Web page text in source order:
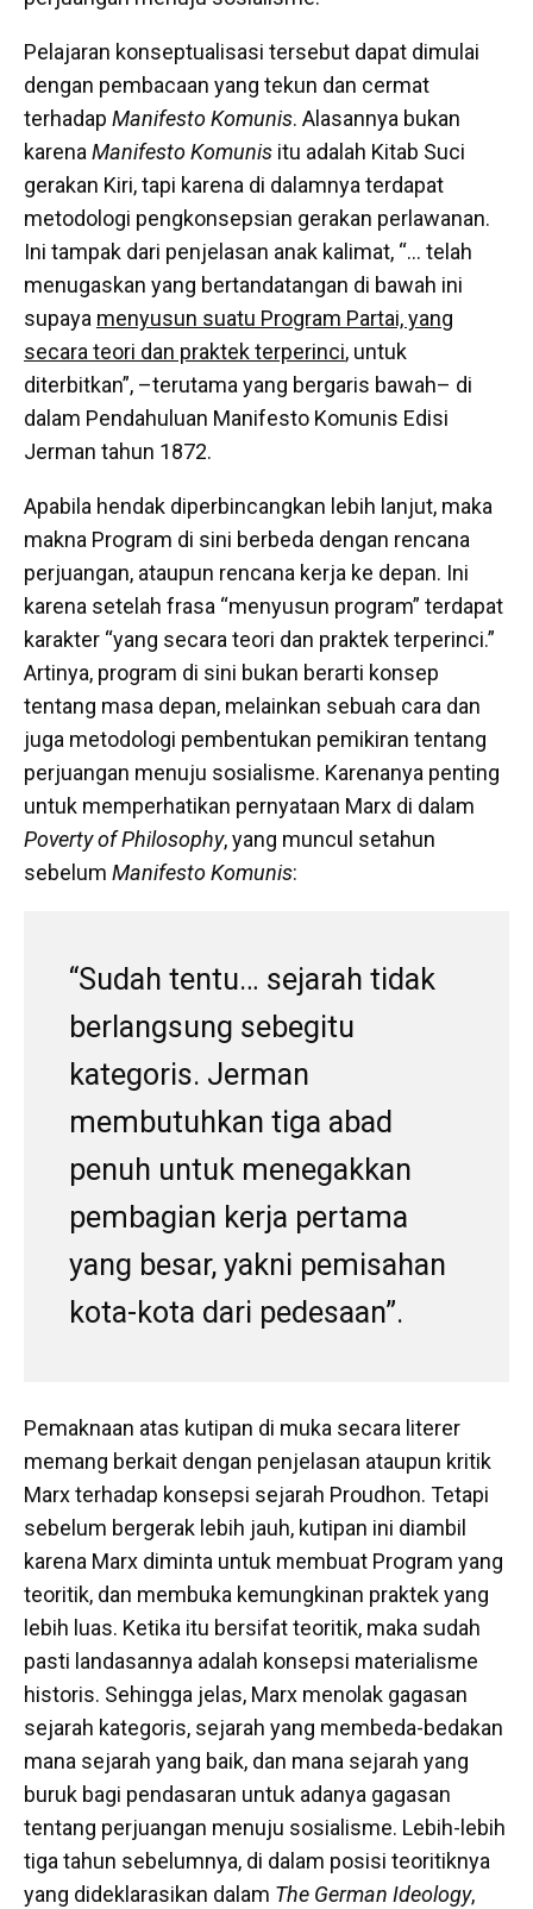
Pelajaran konseptualisasi tersebut dapat dimulai
dengan pembacaan yang tekun dan cermat
terhadap Manifesto Komunis. Alasannya bukan
karena Manifesto Komunis itu adalah Kitab Suci
gerakan Kiri, tapi karena di dalamnya terdapat
metodologi pengkonsepsian gerakan perlawanan.
Ini tampak dari penjelasan anak kalimat, “… telah
menugaskan yang bertandatangan di bawah ini
supaya menyusun suatu Program Partai, yang
secara teori dan praktek terperinci, untuk
diterbitkan”, –terutama yang bergaris bawah– di
dalam Pendahuluan Manifesto Komunis Edisi
Jerman tahun 1872.
Apabila hendak diperbincangkan lebih lanjut, maka
makna Program di sini berbeda dengan rencana
perjuangan, ataupun rencana kerja ke depan. Ini
karena setelah frasa “menyusun program” terdapat
karakter “yang secara teori dan praktek terperinci.”
Artinya, program di sini bukan berarti konsep
tentang masa depan, melainkan sebuah cara dan
juga metodologi pembentukan pemikiran tentang
perjuangan menuju sosialisme. Karenanya penting
untuk memperhatikan pernyataan Marx di dalam
Poverty of Philosophy, yang muncul setahun
sebelum Manifesto Komunis:
“Sudah tentu… sejarah tidak
berlangsung sebegitu
kategoris. Jerman
membutuhkan tiga abad
penuh untuk menegakkan
pembagian kerja pertama
yang besar, yakni pemisahan
kota-kota dari pedesaan”.
Pemaknaan atas kutipan di muka secara literer
memang berkait dengan penjelasan ataupun kritik
Marx terhadap konsepsi sejarah Proudhon. Tetapi
sebelum bergerak lebih jauh, kutipan ini diambil
karena Marx diminta untuk membuat Program yang
teoritik, dan membuka kemungkinan praktek yang
lebih luas. Ketika itu bersifat teoritik, maka sudah
pasti landasannya adalah konsepsi materialisme
historis. Sehingga jelas, Marx menolak gagasan
sejarah kategoris, sejarah yang membeda-bedakan
mana sejarah yang baik, dan mana sejarah yang
buruk bagi pendasaran untuk adanya gagasan
tentang perjuangan menuju sosialisme. Lebih-lebih
tiga tahun sebelumnya, di dalam posisi teoritiknya
yang dideklarasikan dalam The German Ideology,